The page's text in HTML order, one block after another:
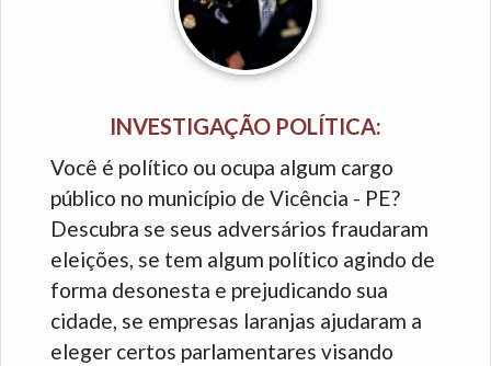
INVESTIGAÇÃO POLÍTICA:
Você é político ou ocupa algum cargo
público no município de Vicência - PE?
Descubra se seus adversários fraudaram
eleições, se tem algum político agindo de
forma desonesta e prejudicando sua
cidade, se empresas laranjas ajudaram a
eleger certos parlamentares visando